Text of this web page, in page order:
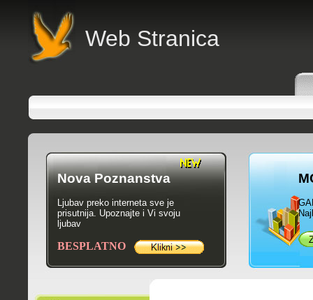
Web Stranica
Nova Poznanstva
Ljubav preko interneta sve je
prisutnija. Upoznajte i Vi svoju
ljubav
BESPLATNO